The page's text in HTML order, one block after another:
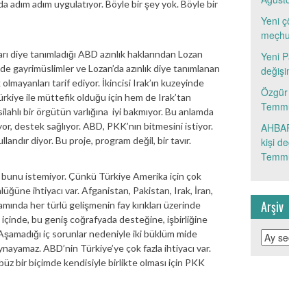
adım adım uygulatıyor. Böyle bir şey yok. Böyle bir
tanımladığı ABD azınlık haklarından Lozan
gayrimüslimler ve Lozan’da azınlık diye tanımlanan
tarif ediyor. İkincisi Irak’ın kuzeyinde
ile müttefik olduğu için hem de Irak’tan
bir örgütün varlığına iyi bakmıyor. Bu anlamda
destek sağlıyor. ABD, PKK’nın bitmesini istiyor.
diyor. Bu proje, program değil, bir tavır.
istemiyor. Çünkü Türkiye Amerika için çok
ihtiyacı var. Afganistan, Pakistan, Irak, İran,
her türlü gelişmenin fay kırıkları üzerinde
bu geniş coğrafyada desteğine, işbirliğine
iç sorunlar nedeniyle iki büklüm mide
ABD’nin Türkiye’ye çok fazla ihtiyacı var.
bir biçimde kendisiyle birlikte olması için PKK
Yeni
Yeni
kişi
Arşiv
Arşiv